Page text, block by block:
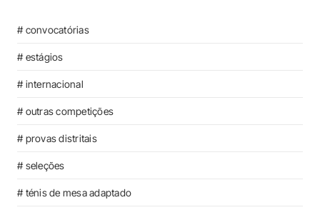
# convocatórias
# estágios
# internacional
# outras competições
# provas distritais
# seleções
# ténis de mesa adaptado